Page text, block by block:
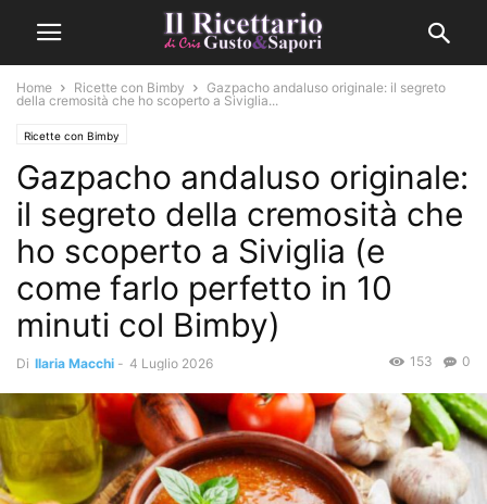
Home Ricette con Bimby
Gazpacho andaluso originale: il segreto
della cremosità che ho scoperto a Siviglia...
Ricette con Bimby
Gazpacho andaluso originale:
il segreto della cremosità che
ho scoperto a Siviglia (e
come farlo perfetto in 10
minuti col Bimby)
Di Ilaria Macchi - 4 Luglio 2026 0
153